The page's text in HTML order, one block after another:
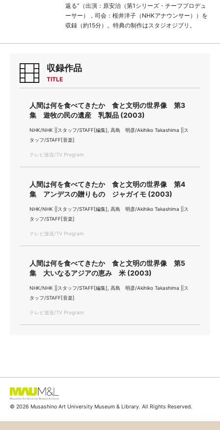
返る”（出演：原安治（第1シリーズ・チーフプロデュ
ーサー），司会：桜井洋子（NHKアナウンサー））を
収録（約15分）。特典の制作はスタジオジブリ。
収録作品
TITLE
人間は何を食べてきたか 食と文明の世界像 第3
集 遊牧の民の遺産 乳製品 (2003)
NHK/NHK ||スタッフ/STAFF[編集], 高島 明彦/Akihiko Takashima ||ス
タッフ/STAFF[音楽]
テレビ放送/TV Program
人間は何を食べてきたか 食と文明の世界像 第4
集 アンデスの贈りもの ジャガイモ (2003)
NHK/NHK ||スタッフ/STAFF[編集], 高島 明彦/Akihiko Takashima ||ス
タッフ/STAFF[音楽]
テレビ放送/TV Program
人間は何を食べてきたか 食と文明の世界像 第5
集 大いなるアジアの恵み 米 (2003)
NHK/NHK ||スタッフ/STAFF[編集], 高島 明彦/Akihiko Takashima ||ス
タッフ/STAFF[音楽]
テレビ放送/TV Program
© 2026 Musashino Art University Museum & Library. All Rights Reserved.